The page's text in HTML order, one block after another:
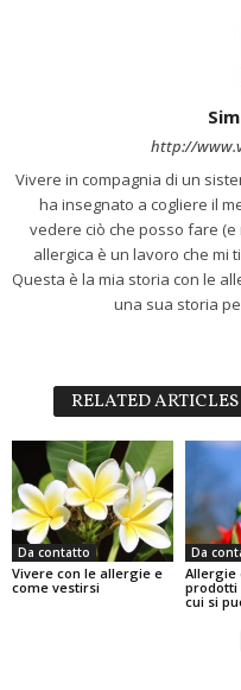
http://
Vivere in compagnia di un
ha insegnato a cogliere il
vedere ciò che posso fare
allergica è un lavoro che mi
Questa è la mia storia con le
una sua storia
RELATED ARTICLES
Da contatto
Vivere con le allergie e
come vestirsi
Da
Allergie
prodotti
cui si